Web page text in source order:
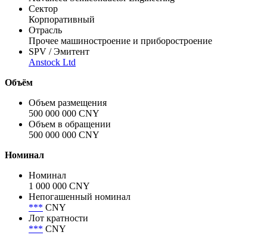
Сектор
Корпоративный
Отрасль
Прочее машиностроение и приборостроение
SPV / Эмитент
Anstock Ltd
Объём
Объем размещения
500 000 000 CNY
Объем в обращении
500 000 000 CNY
Номинал
Номинал
1 000 000 CNY
Непогашенный номинал
*** CNY
Лот кратности
*** CNY